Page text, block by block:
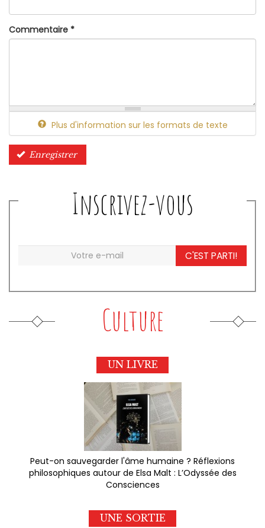
Commentaire *
Plus d'information sur les formats de texte
Enregistrer
Inscrivez-vous
C'EST PARTI!
Culture
UN LIVRE
Peut-on sauvegarder l'âme humaine ? Réflexions
philosophiques autour de Elsa Malt : L’Odyssée des
Consciences
UNE SORTIE